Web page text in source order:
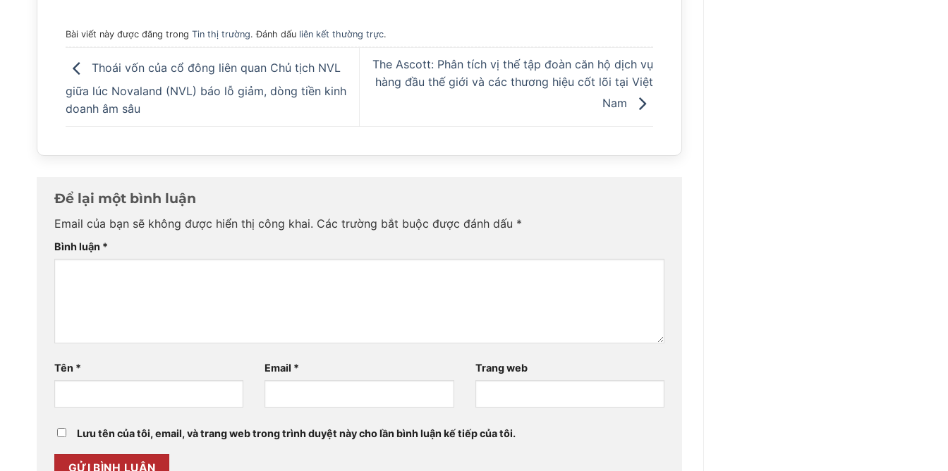
Bài viết này được đăng trong Tin thị trường. Đánh dấu liên kết thường trực.
Thoái vốn của cổ đông liên quan Chủ tịch NVL
giữa lúc Novaland (NVL) báo lỗ giảm, dòng tiền kinh
doanh âm sâu
The Ascott: Phân tích vị thế tập đoàn căn hộ dịch vụ
hàng đầu thế giới và các thương hiệu cốt lõi tại Việt
Nam
Để lại một bình luận
Email của bạn sẽ không được hiển thị công khai. Các trường bắt buộc được đánh dấu *
Bình luận *
Tên * Email * Trang web
Lưu tên của tôi, email, và trang web trong trình duyệt này cho lần bình luận kế tiếp của tôi.